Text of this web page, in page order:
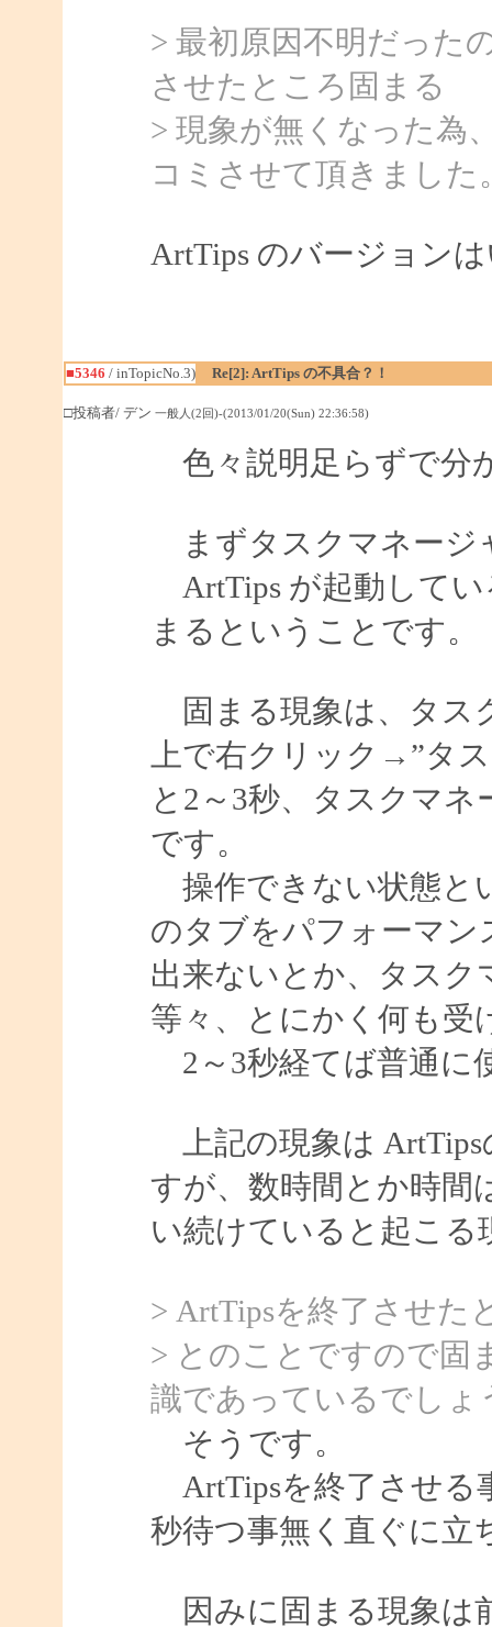
> 最初原因不明だった
させたところ固まる
> 現象が無くなった為
コミさせて頂きました
ArtTips のバージョン
■5346 / inTopicNo.3) Re[2]: ArtTips の不具合？！
□投稿者/ デン 一般人(2回)-(2013/01/20(Sun) 22:36:58)
色々説明足らずで分
まずタスクマネージ
ArtTips が起動してい
まるということです。
固まる現象は、タス
上で右クリック→”タ
と2～3秒、タスクマ
です。
操作できない状態と
のタブをパフォーマ
出来ないとか、タスク
等々、とにかく何も受
2～3秒経てば普通に
上記の現象は ArtTips
すが、数時間とか時間
い続けていると起こる
> ArtTipsを終了させた
> とのことですので固
識であっているでしょ
そうです。
ArtTipsを終了させる
秒待つ事無く直ぐに立
因みに固まる現象は